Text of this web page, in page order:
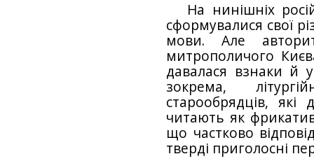
На нинішніх
сформувалися свої
мови. Але
митрополичого
давалася взнаки й
зокрема,
старообрядців, які
читають як
що частково
тверді приголосні